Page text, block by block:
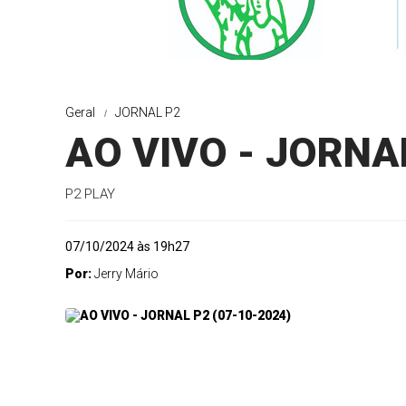
Geral JORNAL P2
AO VIVO -
P2 PLAY
07/10/2024 às 19h27
Por:Jerry Mário